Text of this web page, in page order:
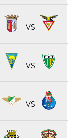
VS
VS
VS